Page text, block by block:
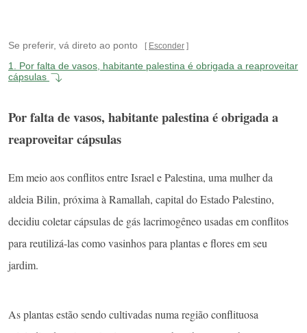
Se preferir, vá direto ao ponto Esconder
1.
Por falta de vasos, habitante palestina é obrigada a reaproveitar
cápsulas
Por falta de vasos, habitante palestina é obrigada a
reaproveitar cápsulas
Em meio aos conflitos entre Israel e Palestina, uma mulher da
aldeia Bilin, próxima à Ramallah, capital do Estado Palestino,
decidiu coletar cápsulas de gás lacrimogêneo usadas em conflitos
para reutilizá-las como vasinhos para plantas e flores em seu
jardim.
As plantas estão sendo cultivadas numa região conflituosa